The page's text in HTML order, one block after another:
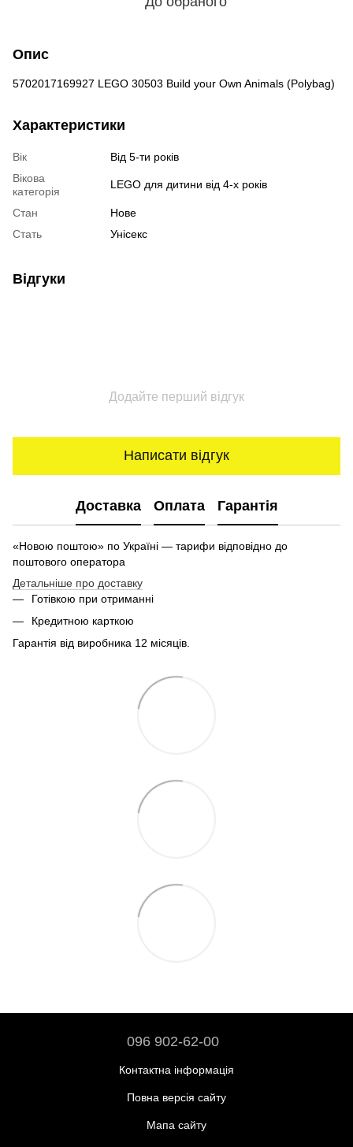
Опис
5702017169927 LEGO 30503 Build your Own Animals (Polybag)
Характеристики
Вік
Від 5-ти років
Вікова
категорія
LEGO для дитини від 4-х років
Стан
Нове
Стать
Унісекс
Відгуки
Додайте перший відгук
Написати відгук
Доставка Оплата Гарантія
«Новою поштою» по Україні — тарифи відповідно до
поштового оператора
Детальніше про доставку
Готівкою при отриманні
Кредитною карткою
Гарантія від виробника 12 місяців.
096 902-62-00
Контактна інформація
Повна версія сайту
Мапа сайту